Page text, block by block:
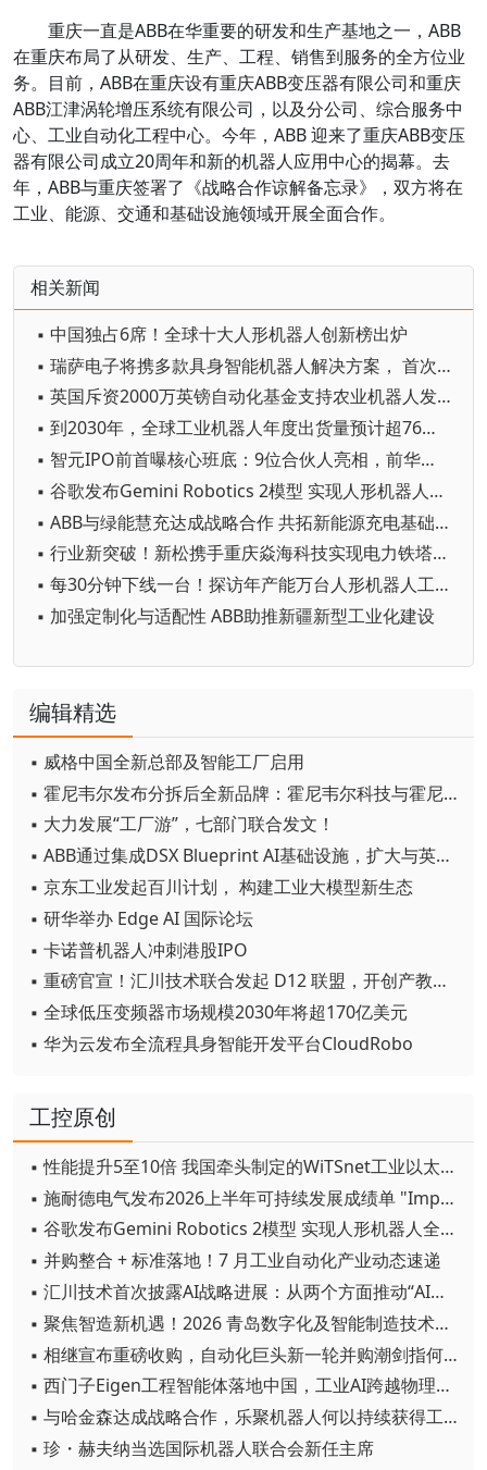
重庆一直是ABB在华重要的研发和生产基地之一，ABB
在重庆布局了从研发、生产、工程、销售到服务的全方位业
务。目前，ABB在重庆设有重庆ABB变压器有限公司和重庆
ABB江津涡轮增压系统有限公司，以及分公司、综合服务中
心、工业自动化工程中心。今年，ABB 迎来了重庆ABB变压
器有限公司成立20周年和新的机器人应用中心的揭幕。去
年，ABB与重庆签署了《战略合作谅解备忘录》，双方将在
工业、能源、交通和基础设施领域开展全面合作。
相关新闻
▪ 中国独占6席！全球十大人形机器人创新榜出炉
▪ 瑞萨电子将携多款具身智能机器人解决方案， 首次亮相2026中国具身智能机器人产业大会
▪ 英国斥资2000万英镑自动化基金支持农业机器人发展
▪ 到2030年，全球工业机器人年度出货量预计超76万台
▪ 智元IPO前首曝核心班底：9位合伙人亮相，前华为谷歌腾讯高管集结
▪ 谷歌发布Gemini Robotics 2模型 实现人形机器人全身智能控制突破
▪ ABB与绿能慧充达成战略合作 共拓新能源充电基础设施新机遇
▪ 行业新突破！新松携手重庆焱海科技实现电力铁塔塔脚等级焊缝智能焊接
▪ 每30分钟下线一台！探访年产能万台人形机器人工厂
▪ 加强定制化与适配性 ABB助推新疆新型工业化建设
编辑精选
▪ 威格中国全新总部及智能工厂启用
▪ 霍尼韦尔发布分拆后全新品牌：霍尼韦尔科技与霍尼韦尔航空航天
▪ 大力发展“工厂游”，七部门联合发文！
▪ ABB通过集成DSX Blueprint AI基础设施，扩大与英伟达的合作
▪ 京东工业发起百川计划， 构建工业大模型新生态
▪ 研华举办 Edge AI 国际论坛
▪ 卡诺普机器人冲刺港股IPO
▪ 重磅官宣！汇川技术联合发起 D12 联盟，开创产教融合新范式
▪ 全球低压变频器市场规模2030年将超170亿美元
▪ 华为云发布全流程具身智能开发平台CloudRobo
工控原创
▪ 性能提升5至10倍 我国牵头制定的WiTSnet工业以太网国际标准正式发布
▪ 施耐德电气发布2026上半年可持续发展成绩单 "Impact 2030"路线图开局稳健
▪ 谷歌发布Gemini Robotics 2模型 实现人形机器人全身智能控制突破
▪ 并购整合 + 标准落地！7 月工业自动化产业动态速递
▪ 汇川技术首次披露AI战略进展：从两个方面推动“AI业务化”落地
▪ 聚焦智造新机遇！2026 青岛数字化及智能制造技术论坛圆满落幕
▪ 相继宣布重磅收购，自动化巨头新一轮并购潮剑指何方？
▪ 西门子Eigen工程智能体落地中国，工业AI跨越物理世界“确定性”拐点
▪ 与哈金森达成战略合作，乐聚机器人何以持续获得工业巨头青睐？
▪ 珍・赫夫纳当选国际机器人联合会新任主席